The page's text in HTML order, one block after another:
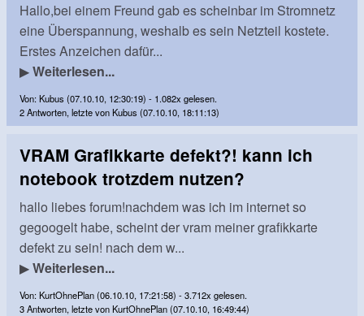
Hallo,bei einem Freund gab es scheinbar im Stromnetz
eine Überspannung, weshalb es sein Netzteil kostete.
Erstes Anzeichen dafür...
▶Weiterlesen...
Von: Kubus (07.10.10, 12:30:19) - 1.082x gelesen.
2 Antworten, letzte von Kubus (07.10.10, 18:11:13)
VRAM Grafikkarte defekt?! kann ich
notebook trotzdem nutzen?
hallo liebes forum!nachdem was ich im internet so
gegoogelt habe, scheint der vram meiner grafikkarte
defekt zu sein! nach dem w...
▶Weiterlesen...
Von: KurtOhnePlan (06.10.10, 17:21:58) - 3.712x gelesen.
3 Antworten, letzte von KurtOhnePlan (07.10.10, 16:49:44)